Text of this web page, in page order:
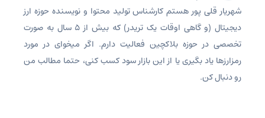
شهریار قلی پور هستم کارشناس تولید محتوا و نویسنده حوزه ارز
دیجیتال (و گاهی اوقات یک تریدر) که بیش از ۵ سال به صورت
تخصصی در حوزه بلاکچین فعالیت دارم. اگر میخوای در مورد
رمزارزها یاد بگیری یا از این بازار سود کسب کنی، حتما مطالب من
رو دنبال کن.